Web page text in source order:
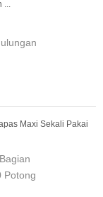
...
Maxi Sekali Pakai
Potong